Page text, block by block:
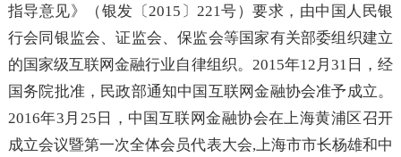
指导意见》（银发〔2015〕221号）要求，由中国人民
行会同银监会、证监会、保监会等国家有关部委组织建
的国家级互联网金融行业自律组织。2015年12月31日，
国务院批准，民政部通知中国互联网金融协会准予成立
2016年3月25日，中国互联网金融协会在上海黄浦区召